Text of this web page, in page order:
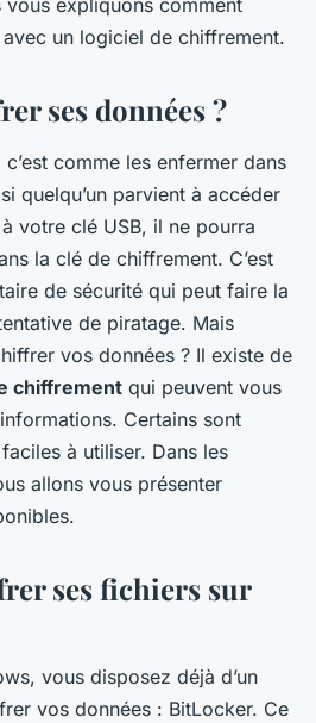
vous expliquons comment
un logiciel de chiffrement.
ses données ?
comme les enfermer dans
quelqu’un parvient à accéder
votre clé USB, il ne pourra
la clé de chiffrement. C’est
de sécurité qui peut faire la
de piratage. Mais
vos données ? Il existe de
chiffrement qui peuvent vous
Certains sont
à utiliser. Dans les
allons vous présenter
ses fichiers sur
vous disposez déjà d’un
vos données : BitLocker. Ce